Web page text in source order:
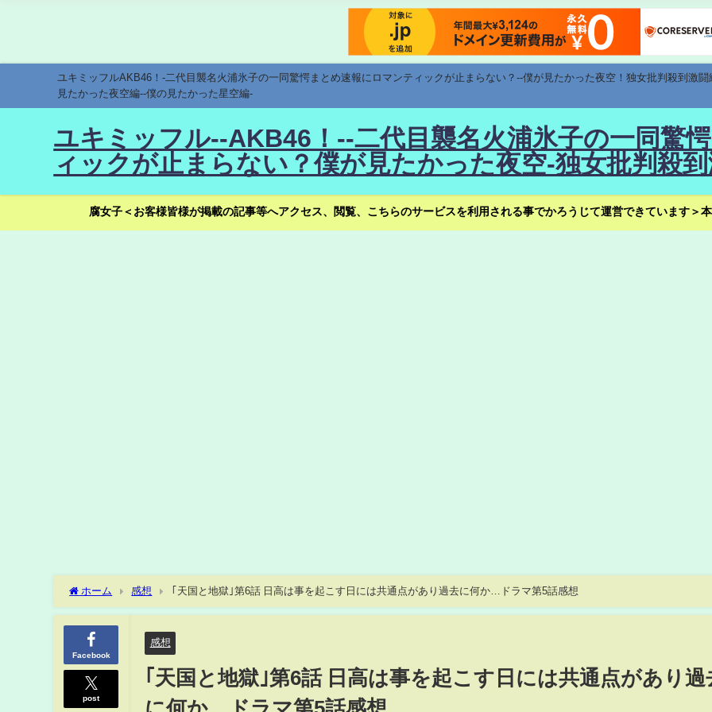
ユキミッフルAKB46！-二代目襲名火浦氷子の一同驚愕まとめ速報にロマンティックが止まらない？--僕が見たかった夜空！独女批判殺到激
見たかった夜空編--僕の見たかった星空編-
ユキミッフル--AKB46！--二代目襲名火浦氷子の一同驚
ィックが止まらない？僕が見たかった夜空-独女批判殺
腐女子＜お客様皆様が掲載の記事等へアクセス、閲覧、こちらのサービスを利用される事でかろうじて運営できています＞
ホーム 感想 ｢天国と地獄｣第6話 日高は事を起こす日には共通点があり過去に何か…ドラマ第5話感想
Facebook
post
感想
｢天国と地獄｣第6話 日高は事を起こす日には共通点があり過